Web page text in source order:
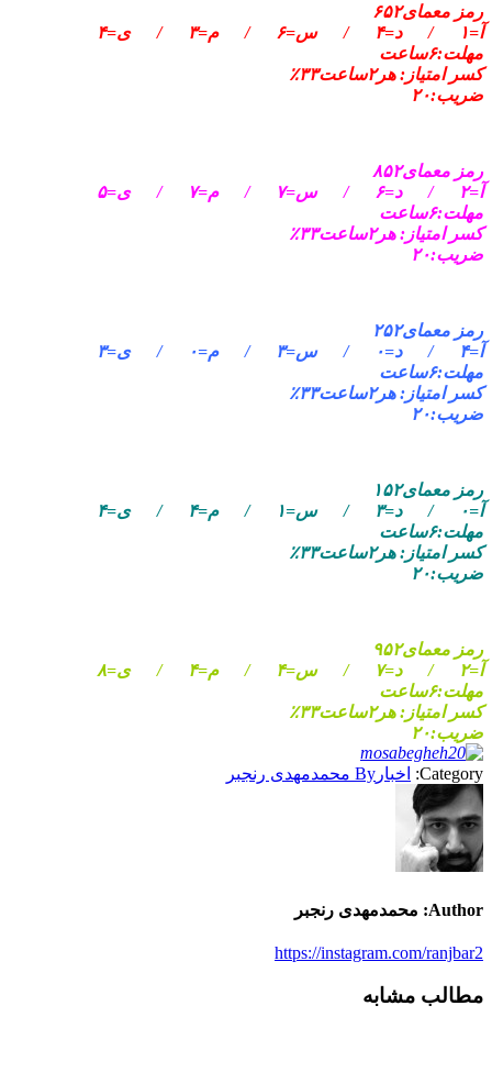
رمز معمای۶۵۲
آ=۱ / د=۴ / س=۶ / م=۳ / ی=۴
مهلت:۶ساعت
کسر امتیاز: هر۲ساعت۳۳٪
ضریب:۲۰
رمز معمای۸۵۲
آ=۲ / د=۶ / س=۷ / م=۷ / ی=۵
مهلت:۶ساعت
کسر امتیاز: هر۲ساعت۳۳٪
ضریب:۲۰
رمز معمای۲۵۲
آ=۴ / د=۰ / س=۳ / م=۰ / ی=۳
مهلت:۶ساعت
کسر امتیاز: هر۲ساعت۳۳٪
ضریب:۲۰
رمز معمای۱۵۲
آ=۰ / د=۳ / س=۱ / م=۴ / ی=۴
مهلت:۶ساعت
کسر امتیاز: هر۲ساعت۳۳٪
ضریب:۲۰
رمز معمای۹۵۲
آ=۲ / د=۷ / س=۴ / م=۴ / ی=۸
مهلت:۶ساعت
کسر امتیاز: هر۲ساعت۳۳٪
ضریب:۲۰
Category: اخبار By محمدمهدی رنجبر
Author: محمدمهدی رنجبر
https://instagram.com/ranjbar2
مطالب مشابه